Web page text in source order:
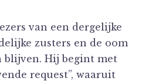
van een dergelijke
zusters en de oom
blijven. Hij begint met
request”, waaruit